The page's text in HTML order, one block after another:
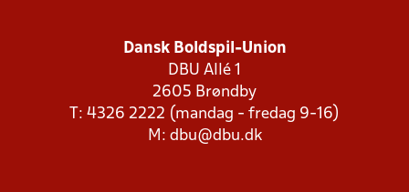
Dansk Boldspil-Union
DBU Allé 1
2605 Brøndby
T: 4326 2222 (mandag - fredag 9-16)
M: dbu@dbu.dk